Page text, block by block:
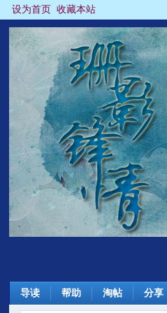
设为首页 收藏本站
导读 帮助 淘帖 分享